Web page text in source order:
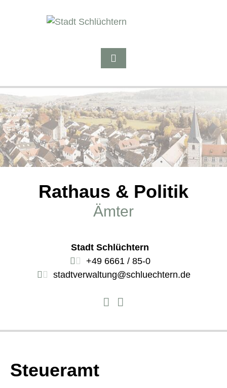
Rathaus & Politik
Ämter
Stadt Schlüchtern
+49 6661 / 85-0
stadtverwaltung@schluechtern.de
Steueramt